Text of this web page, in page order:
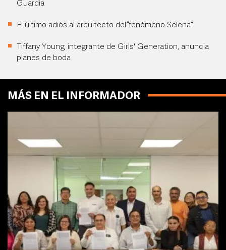
Guardia
El último adiós al arquitecto del “fenómeno Selena”
Tiffany Young, integrante de Girls' Generation, anuncia
planes de boda
MÁS EN EL INFORMADOR